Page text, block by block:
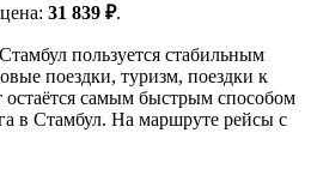
31 839 ₽.
пользуется стабильным
поездки, туризм, поездки к
самым быстрым способом
в Стамбул. На маршруте рейсы с